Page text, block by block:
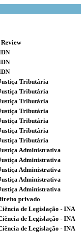
Tributária
Tributária
Tributária
Tributária
Tributária
Tributária
Tributária
Administrativa
Administrativa
Administrativa
Administrativa
Administrativa
privado
de Legislação - INA
de Legislação - INA
de Legislação - INA